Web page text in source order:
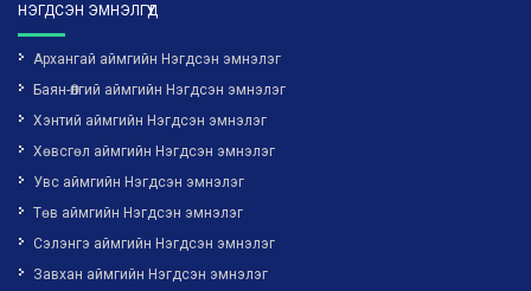
НЭГДСЭН ЭМНЭЛГҮҮД
Архангай аймгийн Нэгдсэн эмнэлэг
Баян-Өлгий аймгийн Нэгдсэн эмнэлэг
Хэнтий аймгийн Нэгдсэн эмнэлэг
Хөвсгөл аймгийн Нэгдсэн эмнэлэг
Увс аймгийн Нэгдсэн эмнэлэг
Төв аймгийн Нэгдсэн эмнэлэг
Сэлэнгэ аймгийн Нэгдсэн эмнэлэг
Завхан аймгийн Нэгдсэн эмнэлэг